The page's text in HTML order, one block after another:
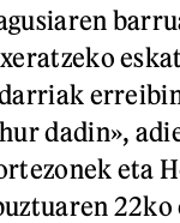
dadin»,
eta